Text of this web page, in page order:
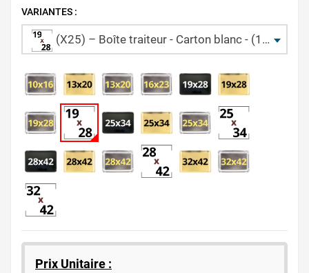
VARIANTES :
(X25) – Boîte traiteur - Carton blanc - (19X28X6 CM)
Prix Unitaire :